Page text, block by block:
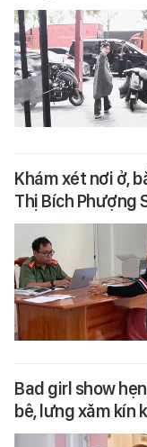
Khám xét nơi ở,
Thị Bích Phượng
Bad girl show
bê, lưng xăm kín